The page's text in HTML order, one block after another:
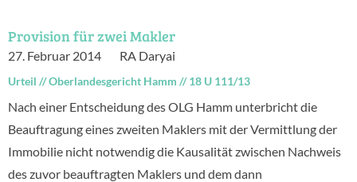
Provision für zwei Makler
27. Februar 2014 RA Daryai
Urteil //Oberlandesgericht Hamm //18 U 111/13
Nach einer Entscheidung des OLG Hamm unterbricht die
Beauftragung eines zweiten Maklers mit der Vermittlung der
Immobilie nicht notwendig die Kausalität zwischen Nachweis
des zuvor beauftragten Maklers und dem dann